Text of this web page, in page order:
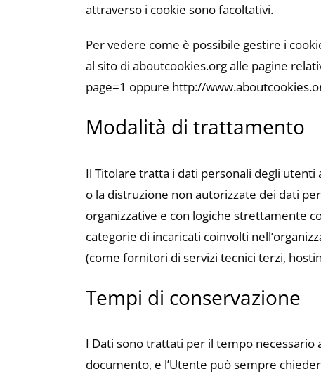
attraverso i cookie sono facoltativi.
Per vedere come è possibile gestire i
al sito di aboutcookies.org alle pagine
page=1 oppure http://
Modalità di trattamento
Il Titolare tratta i dati personali degli utenti
o la distruzione non autorizzate dei dati
organizzative e con logiche strettamente
categorie di incaricati coinvolti
(come fornitori di servizi tecnici terzi,
Tempi di conservazione
I Dati sono trattati per il tempo necessario
documento, e l’Utente può sempre